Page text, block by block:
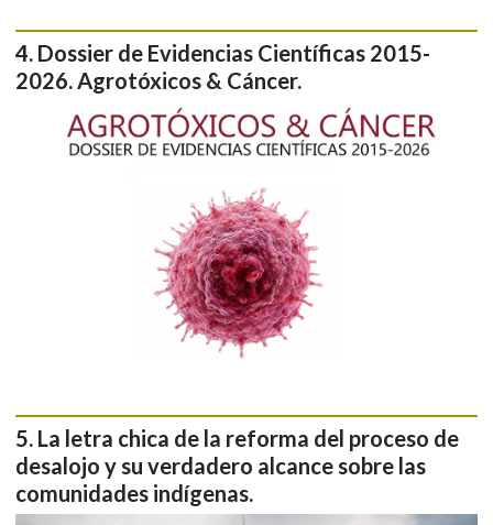
Dossier de Evidencias Científicas 2015-
2026. Agrotóxicos & Cáncer.
La letra chica de la reforma del proceso de
desalojo y su verdadero alcance sobre las
comunidades indígenas.